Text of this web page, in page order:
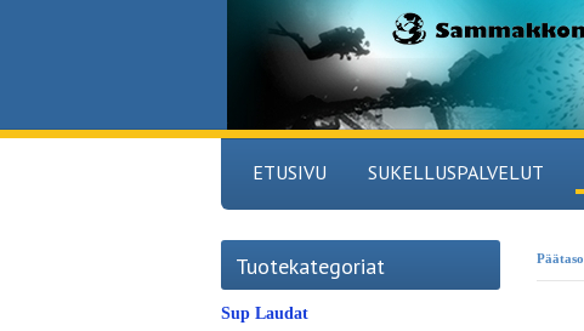
ETUSIVU SUKELLUSPALVELUT
Päätaso
Tuotekategoriat
Sup Laudat